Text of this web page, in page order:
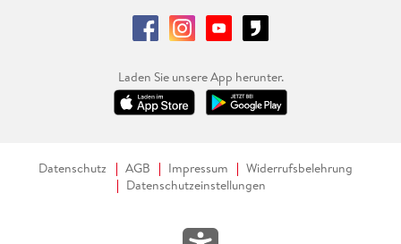
Laden Sie unsere App herunter.
Datenschutz AGB Impressum
Widerrufsbelehrung
Datenschutzeinstellungen